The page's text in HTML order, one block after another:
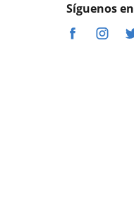
Síguenos en